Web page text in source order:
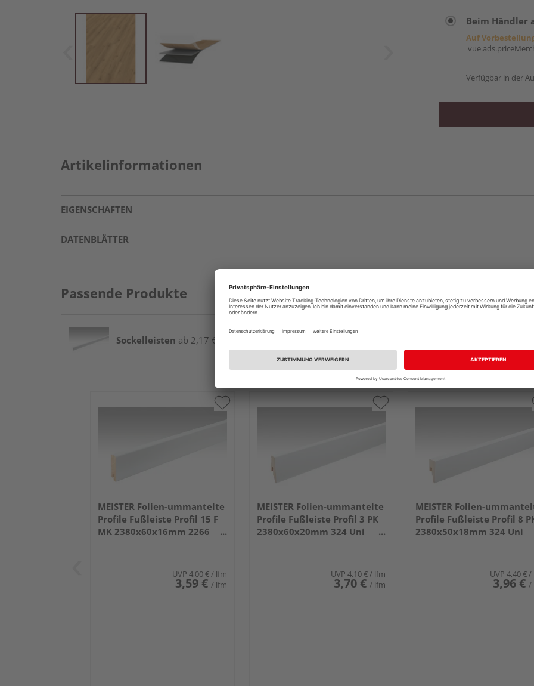
Beim Händler
Auf
Verfügbar in der
Artikelinformationen
EIGENSCHAFTEN
DATENBLÄTTER
Passende Produkte
Sockelleisten ab 2,17 € / lfm
MEISTER Folien-ummantelte
Profile Fußleiste Profil 15 F
MK 2380x60x16mm 2266
UVP 4,00 €/ lfm
3,59 € / lfm
MEISTER Folien-ummantelte
Profile Fußleiste Profil 3 PK
2380x60x20mm 324 Uni
UVP 4,10 €/ lfm
3,70 € / lfm
MEISTER Folien-
Profile Fußleiste Profil 8
2380x50x18mm 324 Uni
UVP 4,40 €/
3,96 € /